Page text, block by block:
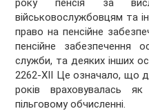
року пенсія за
військовослужбовцям та
право на пенсійне
пенсійне забезпечення
служби, та деяких інших
2262-ХІІ Це означало, що
років враховувалась
пільговому обчисленні.